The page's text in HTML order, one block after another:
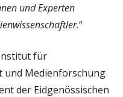
und Experten
“
für
und Medienforschung
der Eidgenössischen